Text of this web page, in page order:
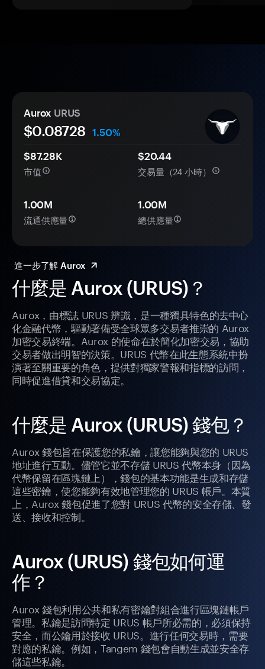
什麼是 Aurox (URUS)？
Aurox，由標誌 URUS 辨識，是一種獨具特色的去中心
化金融代幣，驅動著備受全球眾多交易者推崇的 Aurox
加密交易終端。Aurox 的使命在於簡化加密交易，協助
交易者做出明智的決策。URUS 代幣在此生態系統中扮
演著至關重要的角色，提供對獨家警報和指標的訪問，
同時促進借貸和交易協定。
什麼是 Aurox (URUS) 錢包？
Aurox 錢包旨在保護您的私鑰，讓您能夠與您的 URUS
地址進行互動。儘管它並不存儲 URUS 代幣本身（因為
代幣保留在區塊鏈上），錢包的基本功能是生成和存儲
這些密鑰，使您能夠有效地管理您的 URUS 帳戶。本質
上，Aurox 錢包促進了您對 URUS 代幣的安全存儲、發
送、接收和控制。
Aurox (URUS) 錢包如何運
作？
Aurox 錢包利用公共和私有密鑰對組合進行區塊鏈帳戶
管理。私鑰是訪問特定 URUS 帳戶所必需的，必須保持
安全，而公鑰用於接收 URUS。進行任何交易時，需要
對應的私鑰。例如，Tangem 錢包會自動生成並安全存
儲這些私鑰。
Aurox URUS
$0.08728
1.50%
$87.28K
市值
$20.44
交易量（24 小時）
1.00M
流通供應量
1.00M
總供應量
進一步了解 Aurox